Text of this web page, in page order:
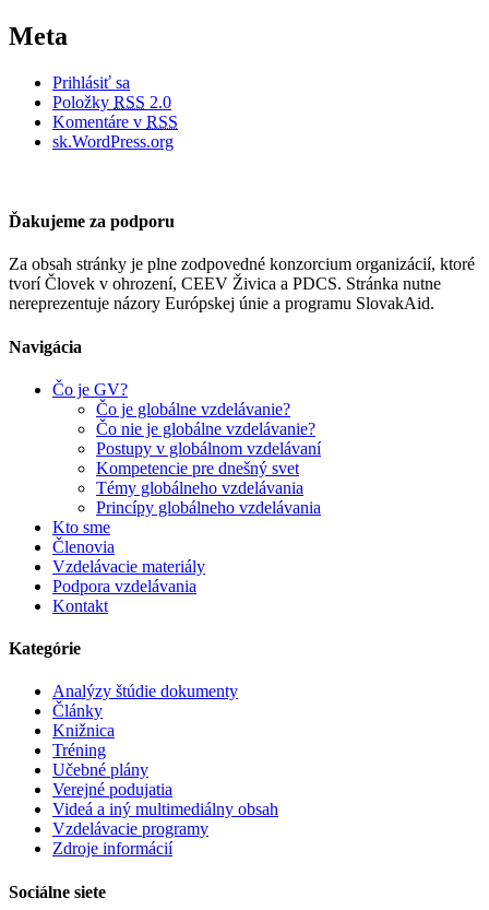
Meta
Prihlásiť sa
Položky RSS 2.0
Komentáre v RSS
sk.WordPress.org
Ďakujeme za podporu
Za obsah stránky je plne zodpovedné konzorcium organizácií, ktoré
tvorí Človek v ohrození, CEEV Živica a PDCS. Stránka nutne
nereprezentuje názory Európskej únie a programu SlovakAid.
Navigácia
Čo je GV?
Čo je globálne vzdelávanie?
Čo nie je globálne vzdelávanie?
Postupy v globálnom vzdelávaní
Kompetencie pre dnešný svet
Témy globálneho vzdelávania
Princípy globálneho vzdelávania
Kto sme
Členovia
Vzdelávacie materiály
Podpora vzdelávania
Kontakt
Kategórie
Analýzy štúdie dokumenty
Články
Knižnica
Tréning
Učebné plány
Verejné podujatia
Videá a iný multimediálny obsah
Vzdelávacie programy
Zdroje informácií
Sociálne siete